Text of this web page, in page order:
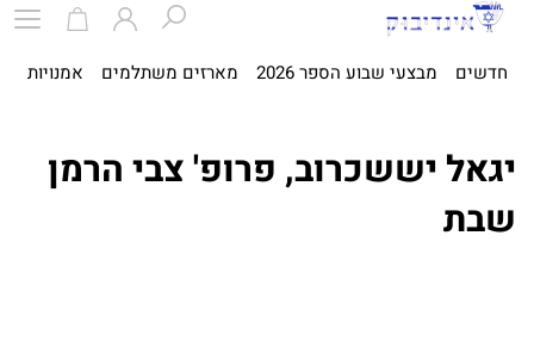
חדשים מבצעי שבוע הספר 2026 מארזים משתלמים אמנויות
יגאל יששכרוב, פרופ' צבי הרמן
שבת